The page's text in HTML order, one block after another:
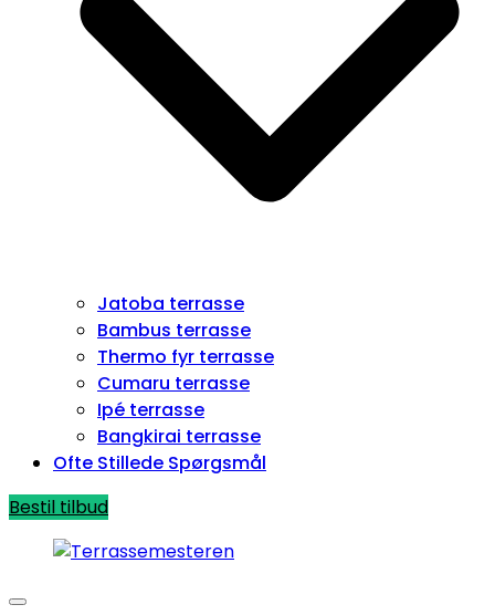
Jatoba terrasse
Bambus terrasse
Thermo fyr terrasse
Cumaru terrasse
Ipé terrasse
Bangkirai terrasse
Ofte Stillede Spørgsmål
Bestil tilbud
Open
Close